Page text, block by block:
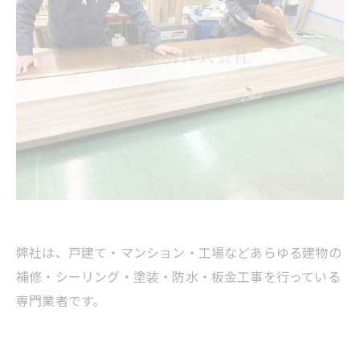
弊社は、戸建て・マンション・工場などあらゆる建物の
補修・シーリング・塗装・防水・板金工事を行っている
専門業者です。